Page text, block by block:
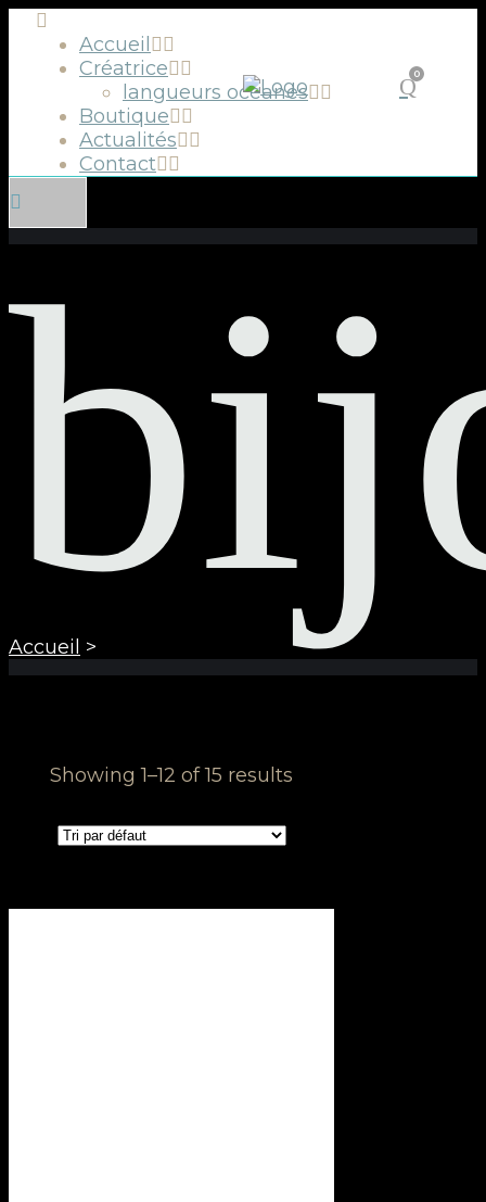
0
Accueil
Créatrice
langueurs océanes
Boutique
Actualités
Contact
Accueil >
Showing 1–12 of 15 results